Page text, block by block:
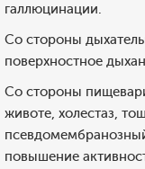
галлюцинации.
Со стороны
поверхностное
Со стороны
животе, холестаз,
повышение